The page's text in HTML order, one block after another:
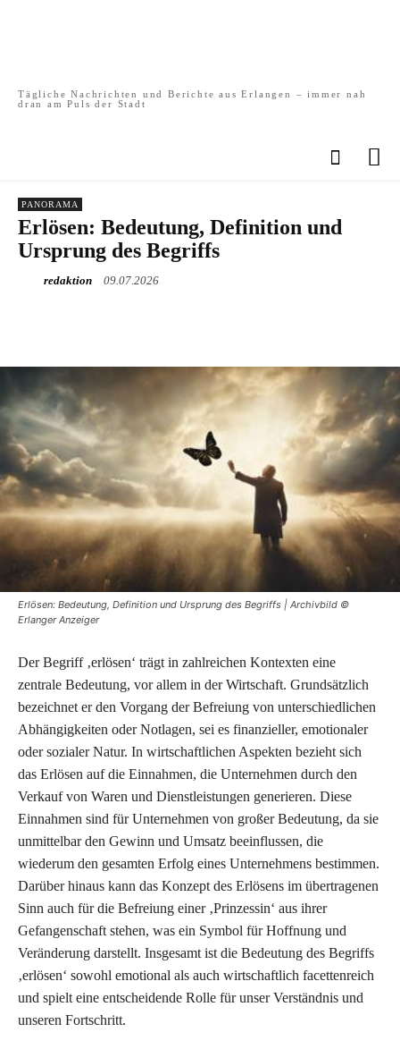
Tägliche Nachrichten und Berichte aus Erlangen – immer nah
dran am Puls der Stadt
PANORAMA
Erlösen: Bedeutung, Definition und
Ursprung des Begriffs
redaktion 09.07.2026
Erlösen: Bedeutung, Definition und Ursprung des Begriffs | Archivbild ©
Erlanger Anzeiger
Der Begriff ‚erlösen‘ trägt in zahlreichen Kontexten eine
zentrale Bedeutung, vor allem in der Wirtschaft. Grundsätzlich
bezeichnet er den Vorgang der Befreiung von unterschiedlichen
Abhängigkeiten oder Notlagen, sei es finanzieller, emotionaler
oder sozialer Natur. In wirtschaftlichen Aspekten bezieht sich
das Erlösen auf die Einnahmen, die Unternehmen durch den
Verkauf von Waren und Dienstleistungen generieren. Diese
Einnahmen sind für Unternehmen von großer Bedeutung, da sie
unmittelbar den Gewinn und Umsatz beeinflussen, die
wiederum den gesamten Erfolg eines Unternehmens bestimmen.
Darüber hinaus kann das Konzept des Erlösens im übertragenen
Sinn auch für die Befreiung einer ‚Prinzessin‘ aus ihrer
Gefangenschaft stehen, was ein Symbol für Hoffnung und
Veränderung darstellt. Insgesamt ist die Bedeutung des Begriffs
‚erlösen‘ sowohl emotional als auch wirtschaftlich facettenreich
und spielt eine entscheidende Rolle für unser Verständnis und
unseren Fortschritt.